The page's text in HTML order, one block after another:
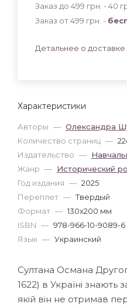
Характеристики
Авторы — Олександра
Количество страниц —
Издательство —
Жанр — Исторический
Год издания — 2025
Переплет — Твердый
Формат — 130x200 мм
ISBN — 978-966-10-9089-6
Язык — Украинский
Заказ до 499 грн. - 40
Заказ от 499 грн. -
Детальнее о доставке
Султана Османа
1622) в Україні знають
якій він не отримав